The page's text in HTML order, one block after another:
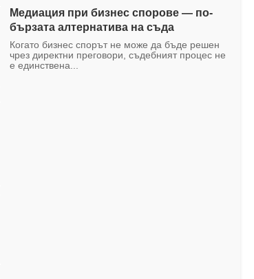
Медиация при бизнес спорове — по-
бързата алтернатива на съда
Когато бизнес спорът не може да бъде решен
чрез директни преговори, съдебният процес не
е единствена...